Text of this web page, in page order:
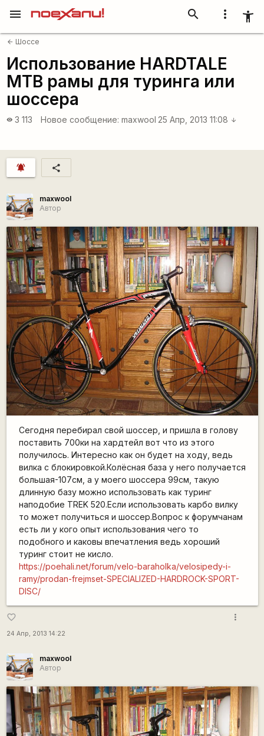
more_vert accessibility_new
search
menu
arrow_back Шоссе
Использование HARDTALE
MTB рамы для туринга или
шоссера
visibility 3 113 Новое сообщение: maxwool 25 Апр, 2013 11:08 arrow_downward
notifications_active share
maxwool
Автор
Сегодня перебирал свой шоссер, и пришла в голову
поставить 700ки на хардтейл вот что из этого
получилось. Интересно как он будет на ходу, ведь
вилка с блокировкой.Колёсная база у него получается
большая-107см, а у моего шоссера 99см, такую
длинную базу можно использовать как туринг
наподобие TREK 520.Если использовать карбо вилку
то может получиться и шоссер.Вопрос к форумчанам
есть ли у кого опыт использования чего то
подобного и каковы впечатления ведь хороший
туринг стоит не кисло.
https://poehali.net/forum/velo-baraholka/velosipedy-i-
ramy/prodan-frejmset-SPECIALIZED-HARDROCK-SPORT-
DISC/
favorite_border
24 Апр, 2013 14:22
more_vert
maxwool
Автор